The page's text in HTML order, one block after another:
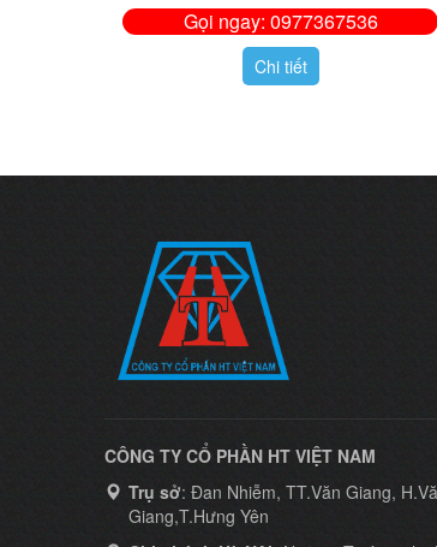
Gọi ngay: 0977367536
Chi tiết
CÔNG TY CỔ PHẦN HT VIỆT NAM
Trụ sở: Đan Nhiễm, TT.Văn Giang,
Giang,T.Hưng Yên